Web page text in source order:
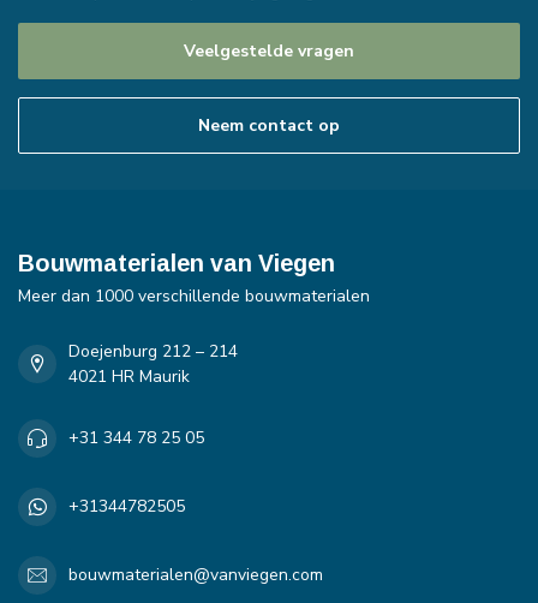
Veelgestelde vragen
Neem contact op
Bouwmaterialen van Viegen
Meer dan 1000 verschillende bouwmaterialen
Doejenburg 212 – 214
4021 HR Maurik
+31 344 78 25 05
+31344782505
bouwmaterialen@vanviegen.com